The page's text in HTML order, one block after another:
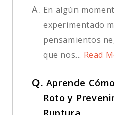
A. En algún
experimentado
pensamientos
que nos... Read
Q. Aprende
Roto y